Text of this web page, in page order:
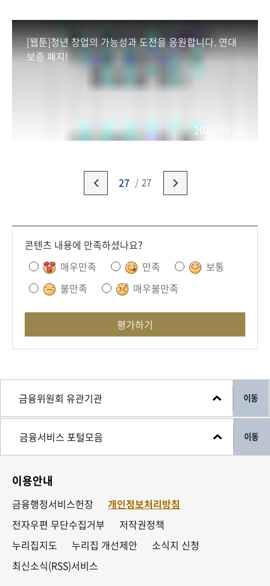
하지만 사업자금 대출 시 연대보증이 족쇄가 되어
여러가지 발목을 잡는 일들이 많았습니다.
열심히 노력하셨지만 사업 재기에 결국 실패하시
고 말았습니다.
아버지 : 그래 약속! 우리 창업이뿐이 없구나!
친구 1 : 3학년 3반! 다들 살아 있구만! 반갑다 친구
친구 1 : 어? 근데 앱 개발 사업으로 젤 잘나가는 청
년 CEO 창업이가 안보이네? 자식 바쁜가?
친구 1 : 에엑~ 창업이 회사가 마...망했다고? 창업
이 아빠 회사처럼?!! 그럼 집도 절도 싹 잃고 가족들
변 사람들도 다 피해를 본다잖아..
회상 장면 : 여보... 아파트도 날아가고.. 나도 당신
과 함께 신용 불량자라... 이제 우리 어쩌죠?
창업이 : 뭐야? 뭐야? 신나야 하는 동창회 분위기가
친구 3 : 창업이 때문이잖아.
창업이 : 나?
친구 1 : 히에엑?!!! 뭐야 너 마했다며?! 멀쩡하잖
아!!
창업이 : 사업 실패하면 동창회도 나오면 안되냐?
[웹툰]청년 창업의 가능성과 도전을 응원합니다. 연대
보증 폐지!
2012-08-29
27 27
콘텐츠 내용에 만족하셨나요?
매우만족
만족
보통
불만족
매우불만족
평가하기
이동
이동
이용안내
금융행정서비스헌장
개인정보처리방침
전자우편 무단수집거부
저작권정책
누리집지도
누리집 개선제안
소식지 신청
최신소식(RSS)서비스